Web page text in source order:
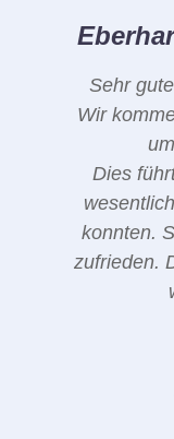
Sehr
Wir
Dies
konnten.
zufrieden.